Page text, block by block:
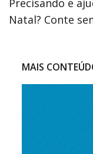
Natal? Conte
MAIS